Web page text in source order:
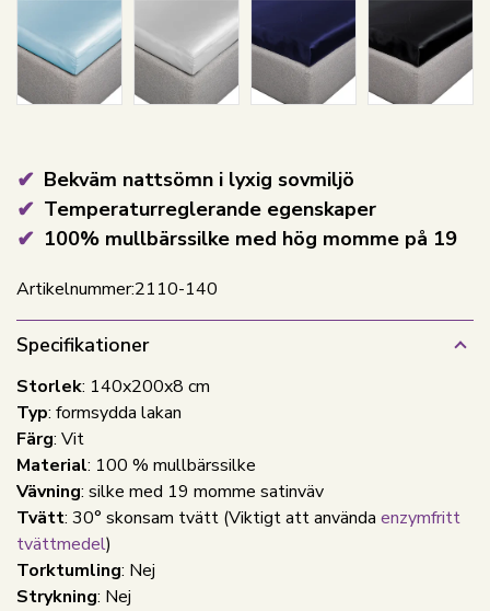
Bekväm nattsömn i lyxig sovmiljö
Temperaturreglerande egenskaper
100% mullbärssilke med hög momme på 19
Artikelnummer:2110-140
Specifikationer
Storlek: 140x200x8 cm
Typ: formsydda lakan
Färg: Vit
Material: 100 % mullbärssilke
Vävning: silke med 19 momme satinväv
Tvätt: 30° skonsam tvätt (Viktigt att använda enzymfritt
tvättmedel)
Torktumling: Nej
Strykning: Nej